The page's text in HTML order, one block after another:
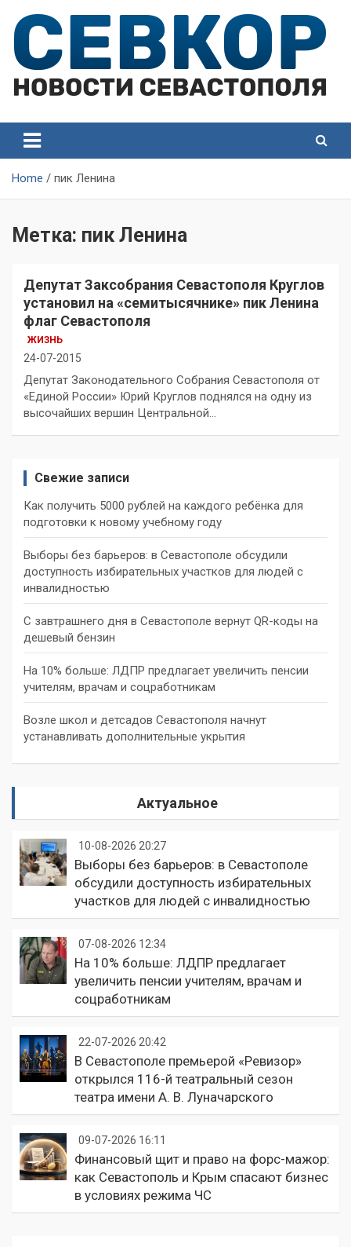
content
Севастополя
Севастополя
Home пик Ленина
Метка: пик Ленина
Депутат Заксобрания Севастополя Круглов
установил на «семитысячнике» пик Ленина
флаг Севастополя
ЖИЗНЬ
24-07-2015
Депутат Законодательного Собрания Севастополя от
«Единой России» Юрий Круглов поднялся на одну из
высочайших вершин Центральной…
Свежие записи
Как получить 5000 рублей на каждого ребёнка для
подготовки к новому учебному году
Выборы без барьеров: в Севастополе обсудили
доступность избирательных участков для людей с
инвалидностью
С завтрашнего дня в Севастополе вернут QR-коды на
дешевый бензин
На 10% больше: ЛДПР предлагает увеличить пенсии
учителям, врачам и соцработникам
Возле школ и детсадов Севастополя начнут
устанавливать дополнительные укрытия
Актуальное
10-08-2026 20:27
Выборы без барьеров: в Севастополе
обсудили доступность избирательных
участков для людей с инвалидностью
07-08-2026 12:34
На 10% больше: ЛДПР предлагает
увеличить пенсии учителям, врачам и
соцработникам
22-07-2026 20:42
В Севастополе премьерой «Ревизор»
открылся 116-й театральный сезон
театра имени А. В. Луначарского
09-07-2026 16:11
Финансовый щит и право на форс-мажор:
как Севастополь и Крым спасают бизнес
в условиях режима ЧС